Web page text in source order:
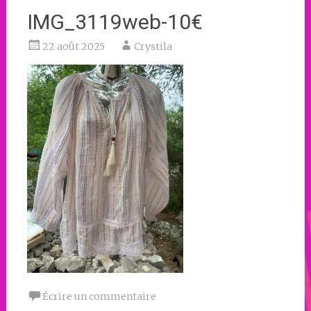
IMG_3119web-10€
22 août 2025 Crystila
Écrire un commentaire